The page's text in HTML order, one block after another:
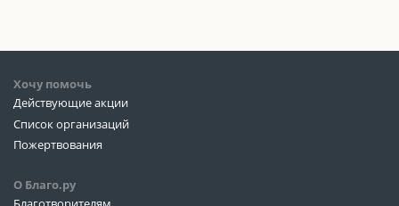
Хочу помочь
Действующие акции
Список организаций
Пожертвования
О Благо.ру